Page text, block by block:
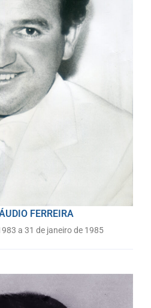
FERREIRA
a 31 de janeiro de 1985